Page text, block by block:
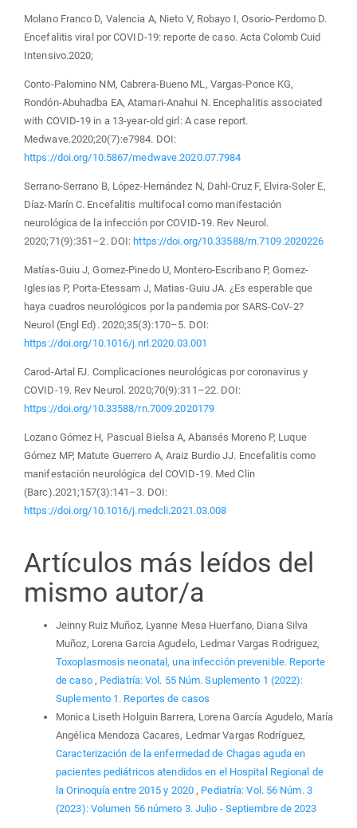
Molano Franco D, Valencia A, Nieto V, Robayo I, Osorio-Perdomo D.
Encefalitis viral por COVID-19: reporte de caso. Acta Colomb Cuid
Intensivo.2020;
Conto-Palomino NM, Cabrera-Bueno ML, Vargas-Ponce KG,
Rondón-Abuhadba EA, Atamari-Anahui N. Encephalitis associated
with COVID-19 in a 13-year-old girl: A case report.
Medwave.2020;20(7):e7984. DOI:
https://doi.org/10.5867/medwave.2020.07.7984
Serrano-Serrano B, López-Hernández N, Dahl-Cruz F, Elvira-Soler E,
Díaz-Marín C. Encefalitis multifocal como manifestación
neurológica de la infección por COVID-19. Rev Neurol.
2020;71(9):351–2. DOI: https://doi.org/10.33588/rn.7109.2020226
Matías-Guiu J, Gomez-Pinedo U, Montero-Escribano P, Gomez-
Iglesias P, Porta-Etessam J, Matias-Guiu JA. ¿Es esperable que
haya cuadros neurológicos por la pandemia por SARS-CoV-2?
Neurol (Engl Ed). 2020;35(3):170–5. DOI:
https://doi.org/10.1016/j.nrl.2020.03.001
Carod-Artal FJ. Complicaciones neurológicas por coronavirus y
COVID-19. Rev Neurol. 2020;70(9):311–22. DOI:
https://doi.org/10.33588/rn.7009.2020179
Lozano Gómez H, Pascual Bielsa A, Abansés Moreno P, Luque
Gómez MP, Matute Guerrero A, Araiz Burdio JJ. Encefalitis como
manifestación neurológica del COVID-19. Med Clin
(Barc).2021;157(3):141–3. DOI:
https://doi.org/10.1016/j.medcli.2021.03.008
Artículos más leídos del
mismo autor/a
Jeinny Ruiz Muñoz, Lyanne Mesa Huerfano, Diana Silva
Muñoz, Lorena Garcia Agudelo, Ledmar Vargas Rodriguez,
Toxoplasmosis neonatal, una infección prevenible. Reporte
de caso , Pediatría: Vol. 55 Núm. Suplemento 1 (2022):
Suplemento 1. Reportes de casos
Monica Liseth Holguin Barrera, Lorena García Agudelo, María
Angélica Mendoza Cacares, Ledmar Vargas Rodríguez,
Caracterización de la enfermedad de Chagas aguda en
pacientes pediátricos atendidos en el Hospital Regional de
la Orinoquía entre 2015 y 2020, Pediatría: Vol. 56 Núm. 3
(2023): Volumen 56 número 3. Julio - Septiembre de 2023